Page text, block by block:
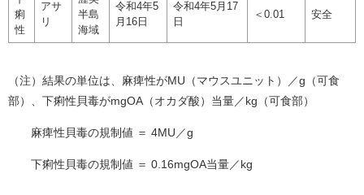
痢
性
アサ
リ
半島
海域
令和4年5
月16日
令和4年5月17
日
＜0.01 安全
（注）結果の単位は、麻痺性がMU（マウスユニット）／g（可食
部）、下痢性貝毒がmgOA（オカダ酸）当量／kg（可食部）
麻痺性貝毒の規制値 ＝ 4MU／g
下痢性貝毒の規制値 ＝ 0.16mgOA当量／kg